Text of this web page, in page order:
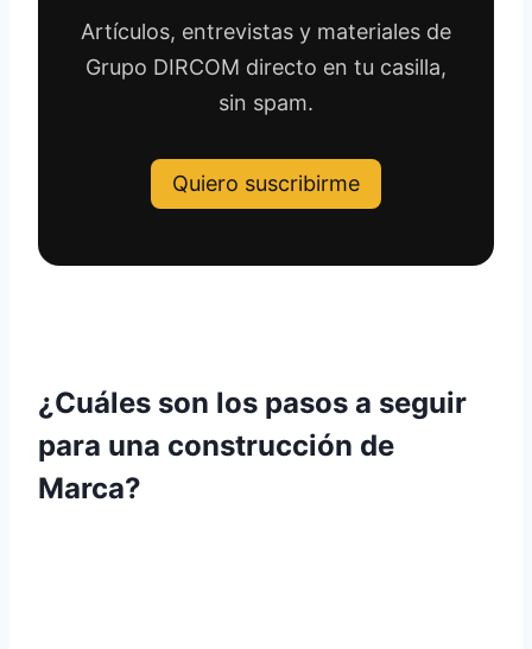
Artículos, entrevistas y materiales de
Grupo DIRCOM directo en tu casilla,
sin spam.
Quiero suscribirme
¿Cuáles son los pasos a seguir
para una construcción de
Marca?